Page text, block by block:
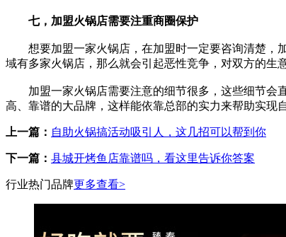
七，加盟火锅店需要注重商圈保护
想要加盟一家火锅店，在加盟时一定要咨询清楚，加
域有多家火锅店，那么就会引起恶性竞争，对双方的生
加盟一家火锅店需要注意的细节很多，这些细节会直
高、靠谱的大品牌，这样能依靠总部的实力来帮助实现
上一篇： 自助火锅搞活动吸引人，这几招可以帮到你
下一篇： 县城开烤鱼店靠谱吗，看这里告诉你答案
行业热门品牌更多查看>